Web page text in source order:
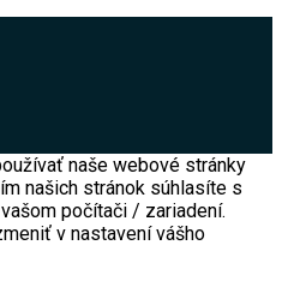
naše webové stránky
našich stránok súhlasíte s
počítači / zariadení.
v nastavení vášho